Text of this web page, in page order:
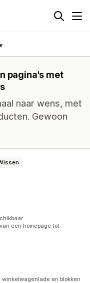
pagina's met
naar wens, met
Gewoon
een homepage tot
en blokken